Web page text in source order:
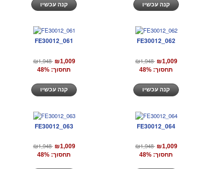
FE30012_061
₪1,948 ₪1,009
תחסוך: 48%
FE30012_062
₪1,948 ₪1,009
תחסוך: 48%
FE30012_063
₪1,948 ₪1,009
תחסוך: 48%
FE30012_064
₪1,948 ₪1,009
תחסוך: 48%